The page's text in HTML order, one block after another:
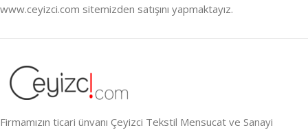
www.ceyizci.com sitemizden satışını yapmaktayız.
Firmamızın ticari ünvanı Çeyizci Tekstil Mensucat ve Sanayi